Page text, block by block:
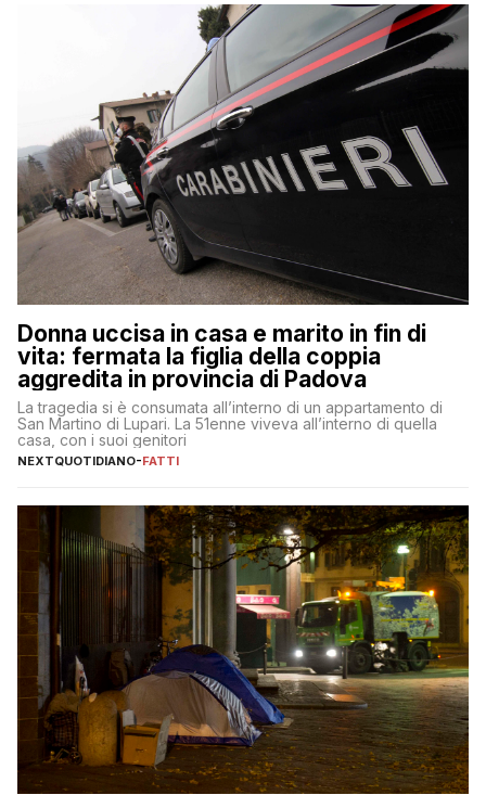
Donna uccisa in casa e marito in fin di
vita: fermata la figlia della coppia
aggredita in provincia di Padova
La tragedia si è consumata all’interno di un appartamento di
San Martino di Lupari. La 51enne viveva all’interno di quella
casa, con i suoi genitori
NEXTQUOTIDIANO-FATTI